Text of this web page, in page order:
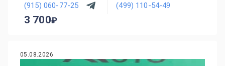
(915) 060-77-25 (499) 110-54-49
3 700
05.08.2026